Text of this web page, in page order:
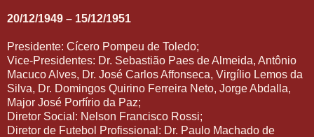
20/12/1949 – 15/12/1951
Presidente: Cícero Pompeu de Toledo;
Vice-Presidentes: Dr. Sebastião Paes de Almeida, Antônio
Macuco Alves, Dr. José Carlos Affonseca, Virgílio Lemos da
Silva, Dr. Domingos Quirino Ferreira Neto, Jorge Abdalla,
Major José Porfírio da Paz;
Diretor Social: Nelson Francisco Rossi;
Diretor de Futebol Profissional: Dr. Paulo Machado de